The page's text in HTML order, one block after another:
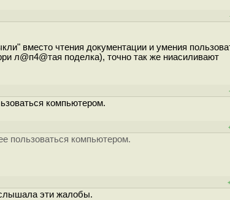
вместо чтения документации и умения
л@п4@тая поделка), точно так же ниасиливают
компьютером.
пользоваться компьютером.
эти жалобы.